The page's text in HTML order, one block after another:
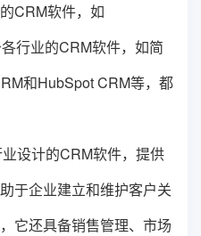
CRM软件，如
行业的CRM软件，如简
和HubSpot CRM等，都
设计的CRM软件，提供
于企业建立和维护客户关
它还具备销售管理、市场